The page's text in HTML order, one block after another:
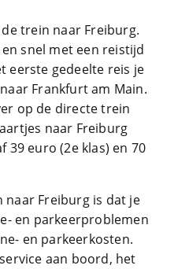
trein naar Freiburg.
snel met een reistijd
eerste gedeelte reis je
Frankfurt am Main.
op de directe trein
naar Freiburg
39 euro (2e klas) en 70
naar Freiburg is dat je
en parkeerproblemen
en parkeerkosten.
aan boord, het